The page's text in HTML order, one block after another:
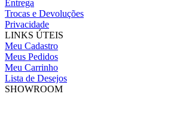
Entrega
Trocas e Devoluções
Privacidade
LINKS ÚTEIS
Meu Cadastro
Meus Pedidos
Meu Carrinho
Lista de Desejos
SHOWROOM